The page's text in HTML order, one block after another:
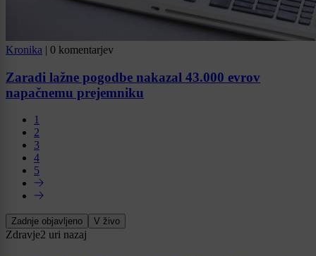
Kronika | 0 komentarjev
Zaradi lažne pogodbe nakazal 43.000 evrov
napačnemu prejemniku
1
2
3
4
5
Zadnje objavljeno V živo
Zdravje2 uri nazaj